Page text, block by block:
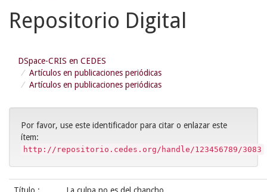
Repositorio Digital
DSpace-CRIS en CEDES
Artículos en publicaciones periódicas
Artículos en publicaciones periódicas
Por favor, use este identificador para citar o enlazar este
ítem:
http://repositorio.cedes.org/handle/123456789/3083